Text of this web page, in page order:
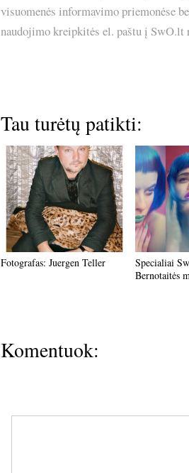
visuomenės informavimo priemonėse
naudojimo kreipkitės el. paštu į
Tau turėtų patikti:
Fotografas: Juergen Teller
Specialiai
Bernotaitės
Komentuok: